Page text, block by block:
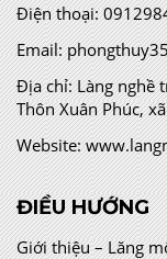
Điện thoại:
Email:
Địa chỉ:Làng nghề
Thôn Xuân Phúc,
Website:
ĐIỀU HƯỚNG
Giới thiệu – Lăng